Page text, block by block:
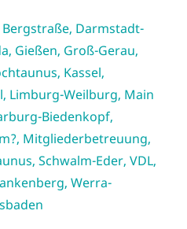
Bergstraße, Darmstadt-
, Gießen, Groß-Gerau,
, Kassel,
, Limburg-Weilburg, Main
Biedenkopf,
, Mitgliederbetreuung,
, Schwalm-Eder, VDL,
, Werra-